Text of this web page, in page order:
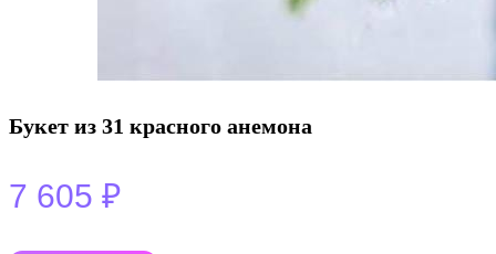
Букет из 31 красного анемона
7 605 ₽